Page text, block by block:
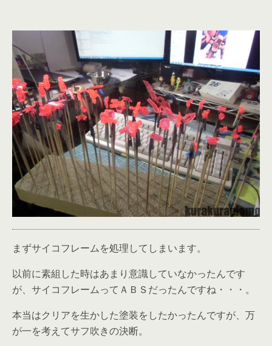
まずサイコフレームを処理してしまいます。
以前に素組した時はあまり意識していなかったんです
が、サイコフレームってＡＢＳだったんですね・・・。
本当はクリアを生かした塗装をしたかったんですが、万
が一を考えてサフ吹きの決断。